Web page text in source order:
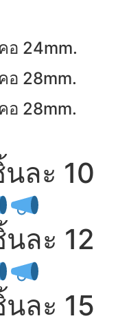
คอ 24mm.
คอ 28mm.
คอ 28mm.
ละ 10
ละ 12
ละ 15